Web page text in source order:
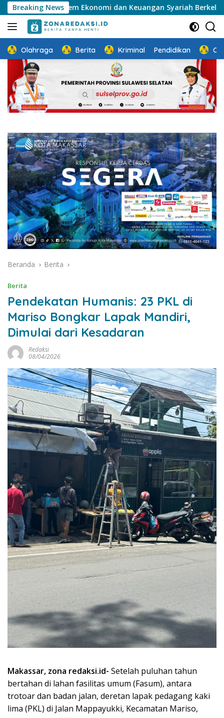
Langsung
ke
konten
Breaking News
Ekonomi dan Keuangan Syariah Berkelanjutan
Olahraga Berita Kriminal Pendidikan
Beranda Berita
Berita
Pendekatan Humanis: 23 PKL di
Mariso Bongkar Lapak Mandiri,
Dimulai dari Kesadaran
Redaksi
08/04/2026
Makassar, zona redaksi.id- Setelah puluhan tahun
bertahan di lahan fasilitas umum (Fasum), antara
trotoar dan badan jalan, deretan lapak pedagang kaki
lima (PKL) di Jalan Mappayukki, Kecamatan Mariso,